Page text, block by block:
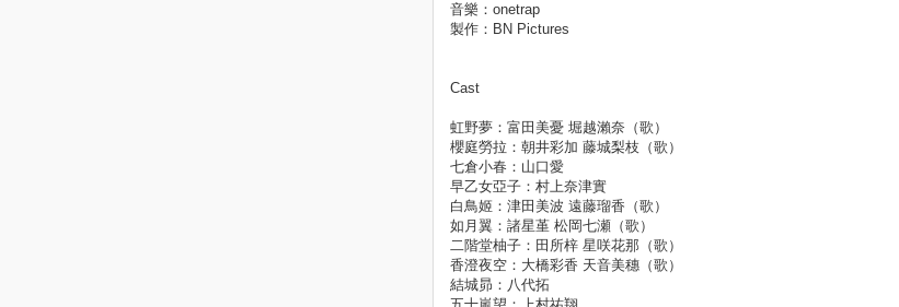
音樂：onetrap
製作：BN Pictures
Cast
虹野夢：富田美憂 堀越瀨奈（歌）
櫻庭勞拉：朝井彩加 藤城梨枝（歌）
七倉小春：山口愛
早乙女亞子：村上奈津實
白鳥姬：津田美波 遠藤瑠香（歌）
如月翼：諸星堇 松岡七瀬（歌）
二階堂柚子：田所梓 星咲花那（歌）
香澄夜空：大橋彩香 天音美穗（歌）
結城昴：八代拓